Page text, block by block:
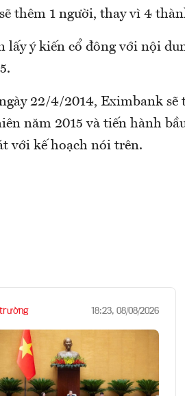
thêm 1 người, thay vì 4
lấy ý kiến cổ đông với nội
22/4/2014, Eximbank sẽ
năm 2015 và tiến hành
với kế hoạch nói trên.
trường 18:23, 08/08/2026